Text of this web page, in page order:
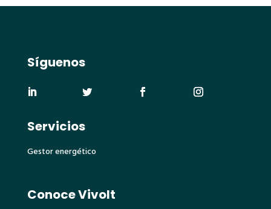
Servicios
Gestor energético
Conoce Vivolt
Síguenos